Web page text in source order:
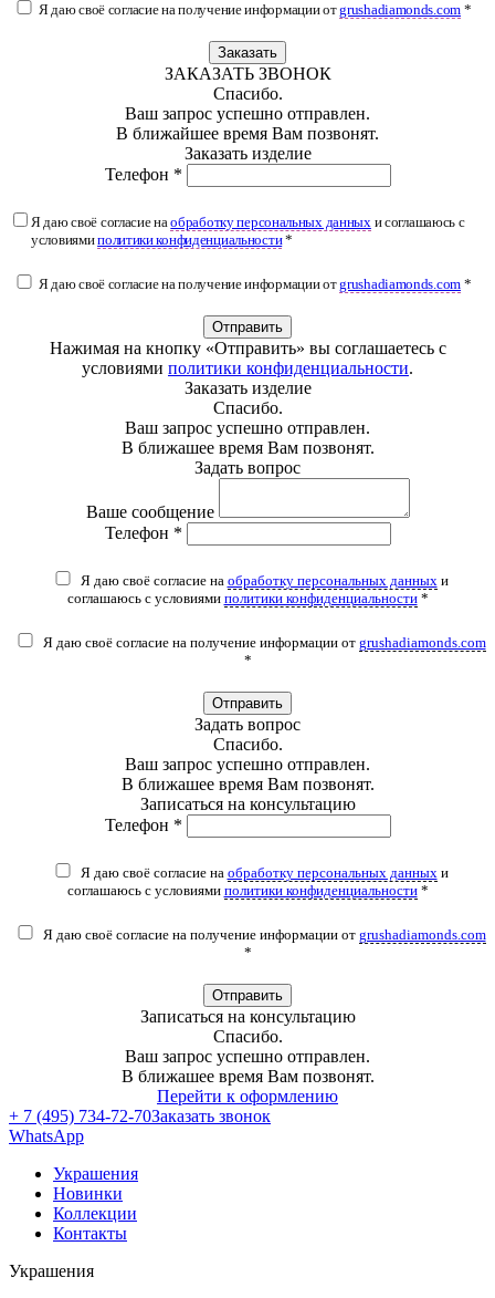
Я даю своё согласие на получение информации отgrushadiamonds.com *
Заказать
ЗАКАЗАТЬ ЗВОНОК
Спасибо.
Ваш запрос успешно отправлен.
В ближайшее время Вам позвонят.
Заказать изделие
Телефон *
Я даю своё согласие наобработку персональных данныхи соглашаюсь с
условиямиполитики конфиденциальности*
Я даю своё согласие на получение информации отgrushadiamonds.com *
Отправить
Нажимая на кнопку «Отправить» вы соглашаетесь с
условиями политики конфиденциальности.
Заказать изделие
Спасибо.
Ваш запрос успешно отправлен.
В ближашее время Вам позвонят.
Задать вопрос
Ваше сообщение
Телефон *
Я даю своё согласие на обработку персональных данныхи
соглашаюсь с условиями политики конфиденциальности*
Я даю своё согласие на получение информации от grushadiamonds.com
*
Отправить
Задать вопрос
Спасибо.
Ваш запрос успешно отправлен.
В ближашее время Вам позвонят.
Записаться на консультацию
Телефон *
Я даю своё согласие на обработку персональных данныхи
соглашаюсь с условиями политики конфиденциальности*
Я даю своё согласие на получение информации от grushadiamonds.com
*
Отправить
Записаться на консультацию
Спасибо.
Ваш запрос успешно отправлен.
В ближашее время Вам позвонят.
Перейти к оформлению
+ 7 (495) 734-72-70Заказать звонок
WhatsApp
Украшения
Новинки
Коллекции
Контакты
Украшения